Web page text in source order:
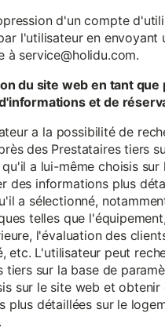
d'un compte
l'utilisateur en envoyant
à service@holidu.com.
du site web en tant que
et de
a la possibilité de
des Prestataires tiers
a lui-même choisis
des informations plus
a sélectionné,
telles que
l'évaluation des
etc. L'utilisateur peut
tiers sur la base de
sur le site web et obtenir
plus détaillées sur le